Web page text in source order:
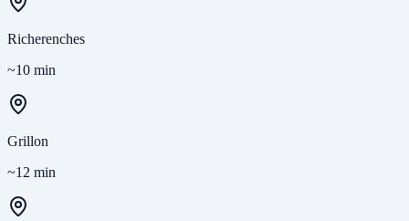
Richerenches
~10 min
Grillon
~12 min